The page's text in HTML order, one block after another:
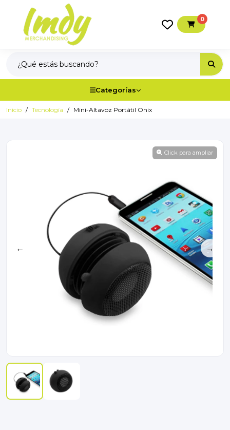
0
Categorías
Inicio Tecnología Mini-Altavoz Portátil Onix
Click para ampliar
← →